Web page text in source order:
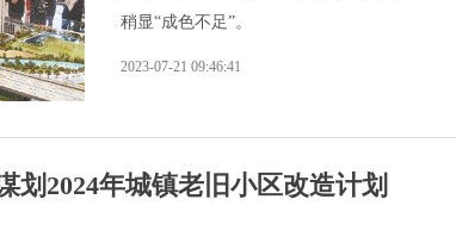
稍显“成色不足”。
2023-07-21 09:46:41
划2024年城镇老旧小区改造计划